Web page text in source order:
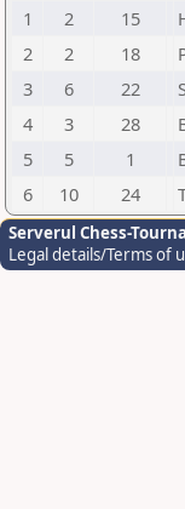
1
2 15
2
2 18
3
6 22
4
3 28
5
5 1
6
10 24
Serverul Chess-
Legal details/Terms of